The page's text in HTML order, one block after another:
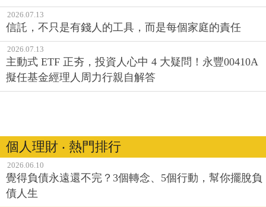
2026.07.13
信託，不只是有錢人的工具，而是每個家庭的責任
2026.07.13
主動式 ETF 正夯，投資人心中 4 大疑問！永豐00410A
擬任基金經理人周力行親自解答
個人理財 ‧ 熱門排行
2026.06.10
覺得負債永遠還不完？3個轉念、5個行動，幫你擺脫負
債人生